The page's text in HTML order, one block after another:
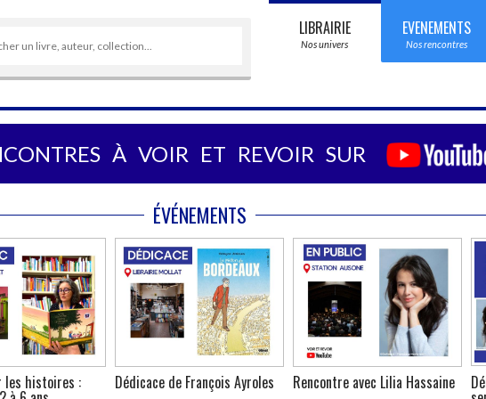
LIBRAIRIE
Nos univers
EVENEMENTS
Nos rencontres
À VOIR ET REVOIR SUR
ÉVÉNEMENTS
les histoires : Dédicace de François Ayroles Rencontre avec Lilia Hassaine